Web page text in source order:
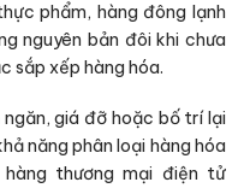
phẩm, hàng đông lạnh
nguyên bản đôi khi chưa
sắp xếp hàng hóa.
giá đỡ hoặc bố trí lại
năng phân loại hàng hóa
thương mại điện tử